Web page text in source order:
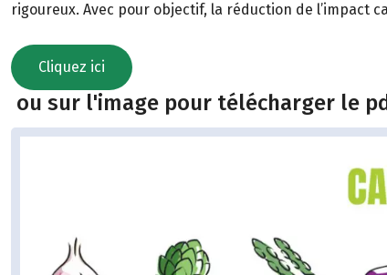
rigoureux. Avec pour objectif, la réduction de l’impact
Cliquez ici
ou sur l'image pour télécharger le